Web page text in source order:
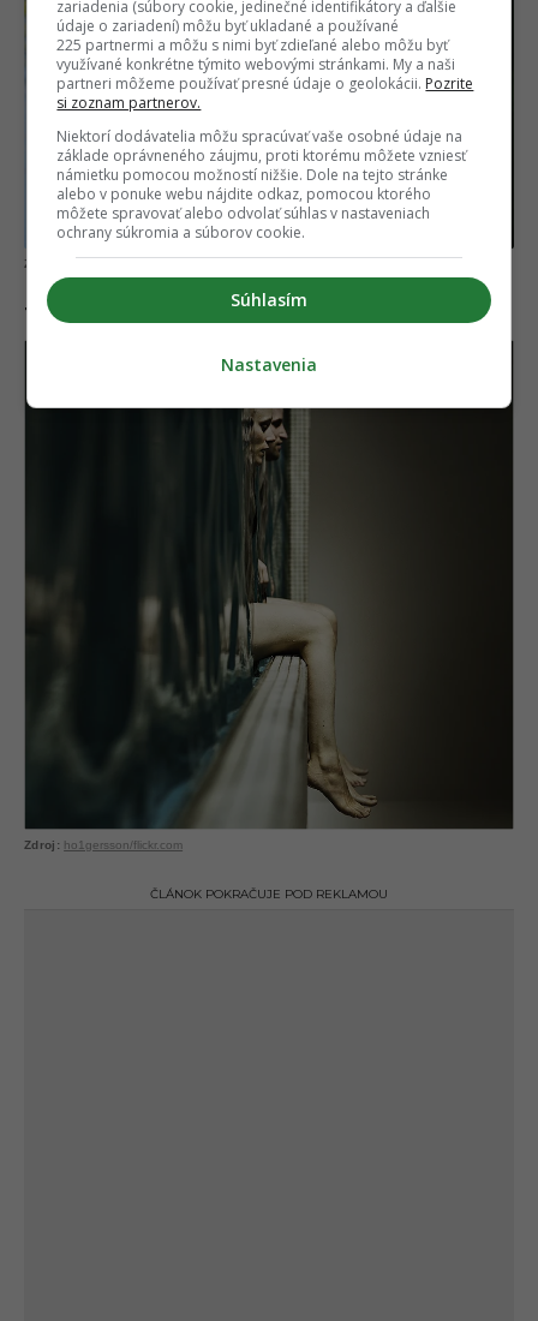
10. Práve vychádzame z portálu.
ho1gersson/flickr.com
ČLÁNOK POKRAČUJE POD REKLAMOU
zariadenia (súbory cookie, jedinečné identifikátory a ďalšie
údaje o zariadení) môžu byť ukladané a používané
225 partnermi a môžu s nimi byť zdieľané alebo môžu byť
využívané konkrétne týmito webovými stránkami. My a naši
partneri môžeme používať presné údaje o geolokácii. Pozrite
si zoznam partnerov.
Niektorí dodávatelia môžu spracúvať vaše osobné údaje na
základe oprávneného záujmu, proti ktorému môžete vzniesť
námietku pomocou možností nižšie. Dole na tejto stránke
alebo v ponuke webu nájdite odkaz, pomocou ktorého
môžete spravovať alebo odvolať súhlas v nastaveniach
ochrany súkromia a súborov cookie.
Súhlasím
Nastavenia